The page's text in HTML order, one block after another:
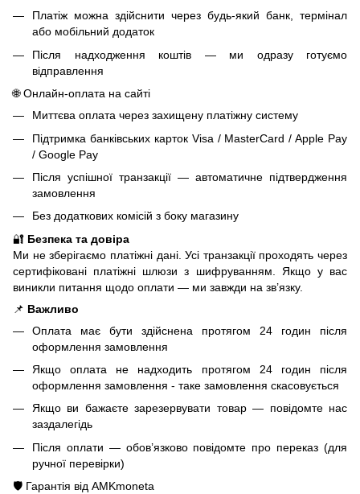
Платіж можна здійснити через будь-який банк, термінал
або мобільний додаток
Після надходження коштів — ми одразу готуємо
відправлення
🌐 Онлайн-оплата на сайті
Миттєва оплата через захищену платіжну систему
Підтримка банківських карток Visa / MasterCard / Apple Pay
/ Google Pay
Після успішної транзакції — автоматичне підтвердження
замовлення
Без додаткових комісій з боку магазину
🔐 Безпека та довіра
Ми не зберігаємо платіжні дані. Усі транзакції проходять через
сертифіковані платіжні шлюзи з шифруванням. Якщо у вас
виникли питання щодо оплати — ми завжди на зв’язку.
📌 Важливо
Оплата має бути здійснена протягом 24 годин після
оформлення замовлення
Якщо оплата не надходить протягом 24 годин після
оформлення замовлення - таке замовлення скасовується
Якщо ви бажаєте зарезервувати товар — повідомте нас
заздалегідь
Після оплати — обов’язково повідомте про переказ (для
ручної перевірки)
🛡️ Гарантія від AMKmoneta